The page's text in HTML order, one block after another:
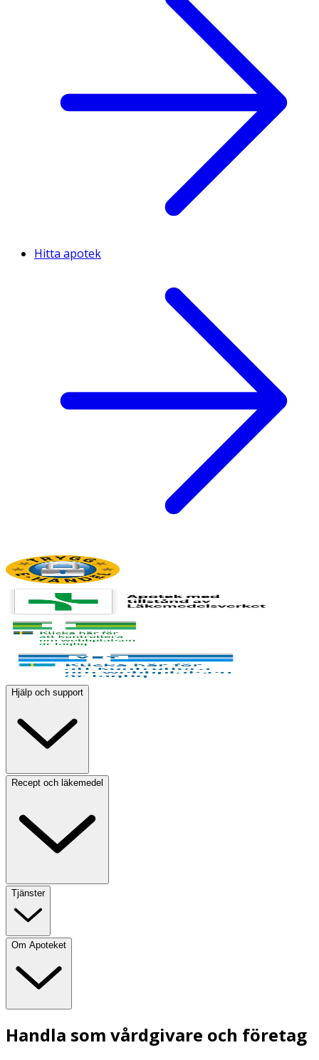
Hitta apotek
Hjälp och support
Recept och läkemedel
Tjänster
Om Apoteket
Handla som vårdgivare och företag